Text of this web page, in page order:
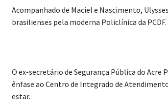
Acompanhado de Maciel e Nascimento,
brasilienses pela moderna Policlínica da
O ex-secretário de Segurança Pública do Acre
ênfase ao Centro de Integrado de
estar.